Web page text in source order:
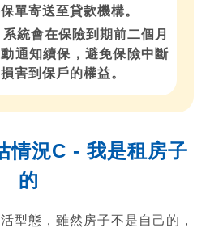
單寄送至貸款機構。
統會在保險到期前二個月
通知續保，避免保險中斷
害到保戶的權益。
情況C - 我是租房子
的
型態，雖然房子不是自己的，